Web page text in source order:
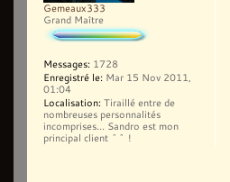
Gemeaux333
Grand Maître
Messages: 1728
Enregistré le: Mar 15 Nov 2011,
01:04
Localisation: Tiraillé entre de
nombreuses personnalités
incomprises... Sandro est mon
principal client ^^ !